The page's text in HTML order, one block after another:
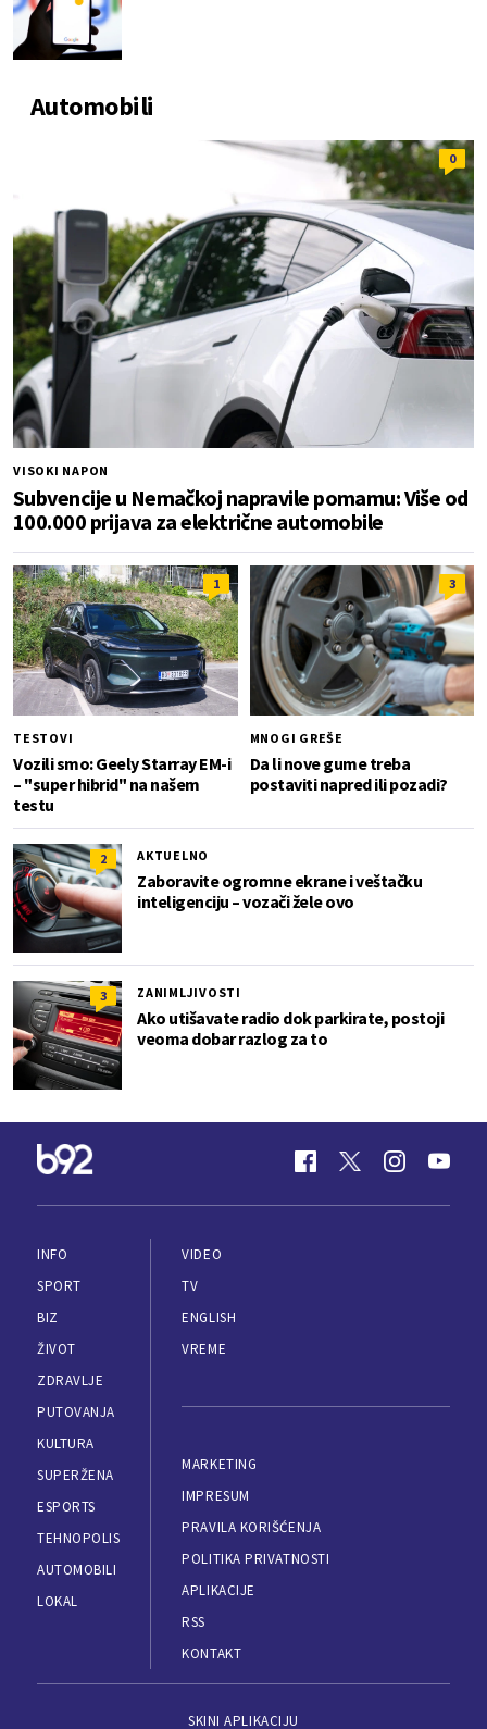
Automobili
0
VISOKI NAPON
Subvencije u Nemačkoj napravile pomamu: Više od
100.000 prijava za električne automobile
1
TESTOVI
Vozili smo: Geely Starray EM-i
– "super hibrid" na našem
testu
3
MNOGI GREŠE
Da li nove gume treba
postaviti napred ili pozadi?
2 AKTUELNO
Zaboravite ogromne ekrane i veštačku
inteligenciju – vozači žele ovo
3 ZANIMLJIVOSTI
Ako utišavate radio dok parkirate, postoji
veoma dobar razlog za to
INFO
SPORT
BIZ
ŽIVOT
ZDRAVLJE
PUTOVANJA
KULTURA
SUPERŽENA
ESPORTS
TEHNOPOLIS
AUTOMOBILI
LOKAL
VIDEO
TV
ENGLISH
VREME
MARKETING
IMPRESUM
PRAVILA KORIŠĆENJA
POLITIKA PRIVATNOSTI
APLIKACIJE
RSS
KONTAKT
SKINI APLIKACIJU